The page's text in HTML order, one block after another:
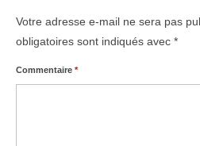
Votre adresse e-mail ne sera pas
obligatoires sont indiqués avec *
Commentaire *